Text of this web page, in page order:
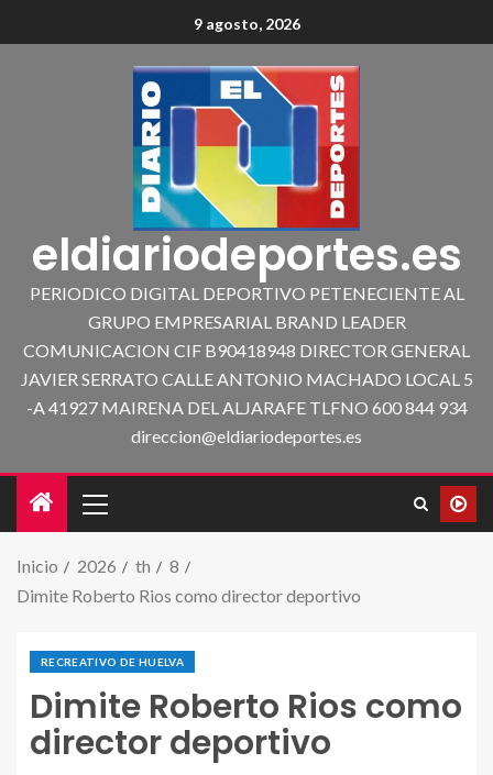
9 agosto, 2026
eldiariodeportes.es
PERIODICO DIGITAL DEPORTIVO PETENECIENTE AL
GRUPO EMPRESARIAL BRAND LEADER
COMUNICACION CIF B90418948 DIRECTOR GENERAL
JAVIER SERRATO CALLE ANTONIO MACHADO LOCAL 5
-A 41927 MAIRENA DEL ALJARAFE TLFNO 600 844 934
direccion@eldiariodeportes.es
Inicio 2026 th
8
Dimite Roberto Rios como director deportivo
RECREATIVO DE HUELVA
Dimite Roberto Rios como
director deportivo
Roberto Rios en su despedida como director